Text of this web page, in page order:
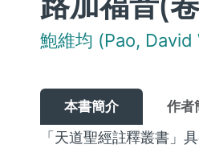
鮑維均 (Pao, David
本書簡介 作者
「天道聖經註釋叢書」